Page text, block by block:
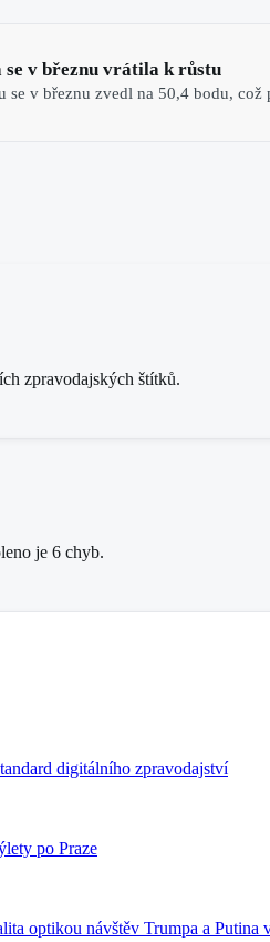
se v březnu vrátila k růstu
v březnu zvedl na 50,4 bodu,
zpravodajských štítků.
je 6 chyb.
digitálního zpravodajství
po Praze
optikou návštěv Trumpa a Putina